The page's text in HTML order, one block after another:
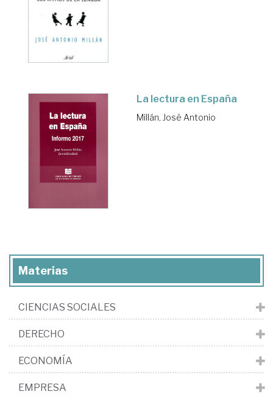
La lectura en España
Millán, José Antonio
Materias
CIENCIAS SOCIALES
DERECHO
ECONOMÍA
EMPRESA